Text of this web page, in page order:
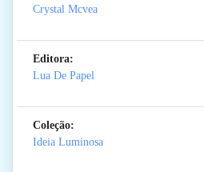
Crystal Mcvea
Editora:
Lua De Papel
Coleção:
Ideia Luminosa